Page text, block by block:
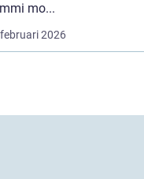
mo...
2026